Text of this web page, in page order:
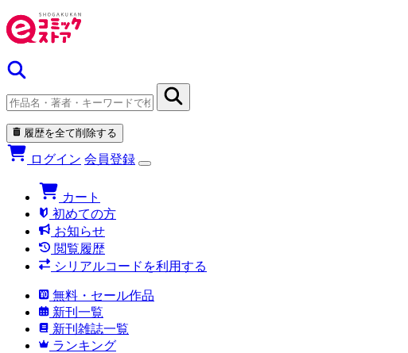
履歴を全て削除する
ログイン 会員登録
カート
初めての方
お知らせ
閲覧履歴
シリアルコードを利用する
無料・セール作品
新刊一覧
新刊雑誌一覧
ランキング